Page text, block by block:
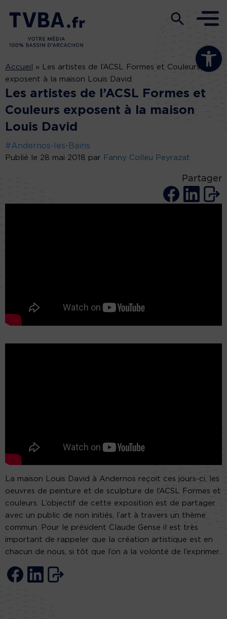
Ouvrir la
Accueil »
Les artistes de l’ACSL Formes et Couleurs
exposent à la maison Louis David
Les artistes de l’ACSL Formes et
Couleurs exposent à la maison
Louis David
#Andernos-les-Bains
Publié le 28 mai 2018 par Fanny Colleu Peyrazat
Partager
La maison Louis David à Andernos reçoit ces jours-ci, les
oeuvres de peinture et de sculpture de l’ACSL Formes et
couleurs. L’objectif de cette exposition est de partager
avec un public de non initiés, l’art à travers un thème
commun. Pour le président Claude Gense il est très
important de rappeler que la création artistique est en
chacun de nous, si tôt que l’on a la volonté de l’exprimer.